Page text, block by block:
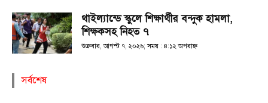
থাইল্যান্ডে স্কুলে শিক্ষার্থীর বন্দুক হামলা,
শিক্ষকসহ নিহত ৭
শুক্রবার, আগস্ট ৭, ২০২৬; সময় : ৪:১২ অপরাহ্ণ
সর্বশেষ